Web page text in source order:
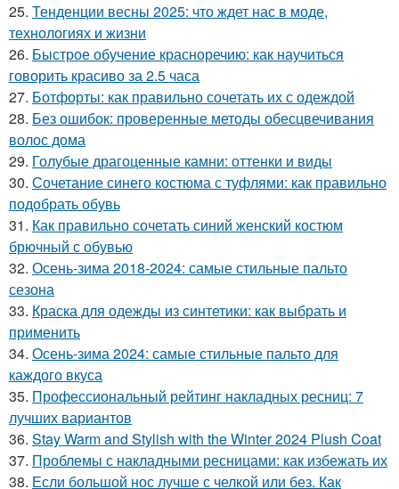
25. Тенденции весны 2025: что ждет нас в моде,
технологиях и жизни
26. Быстрое обучение красноречию: как научиться
говорить красиво за 2.5 часа
27. Ботфорты: как правильно сочетать их с одеждой
28. Без ошибок: проверенные методы обесцвечивания
волос дома
29. Голубые драгоценные камни: оттенки и виды
30. Сочетание синего костюма с туфлями: как правильно
подобрать обувь
31. Как правильно сочетать синий женский костюм
брючный с обувью
32. Осень-зима 2018-2024: самые стильные пальто
сезона
33. Краска для одежды из синтетики: как выбрать и
применить
34. Осень-зима 2024: самые стильные пальто для
каждого вкуса
35. Профессиональный рейтинг накладных ресниц: 7
лучших вариантов
36. Stay Warm and Stylish with the Winter 2024 Plush Coat
37. Проблемы с накладными ресницами: как избежать их
38. Если большой нос лучше с челкой или без. Как